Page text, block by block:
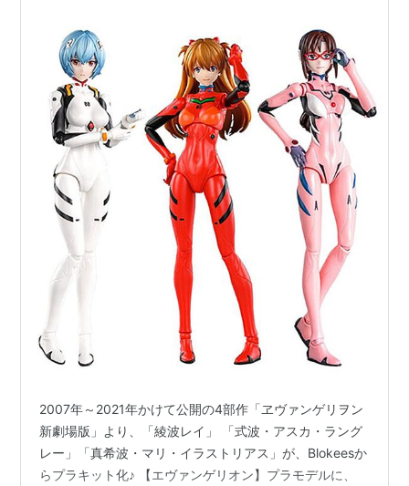
リアス』プラモデル予約【Blokees】より2026年
6月発売予定♪
2007年～2021年かけて公開の4部作「ヱヴァンゲリヲン
新劇場版」より、「綾波レイ」 「式波・アスカ・ラング
レー」「真希波・マリ・イラストリアス」が、Blokeesか
らプラキット化♪ 【エヴァンゲリオン】プラモデルに、